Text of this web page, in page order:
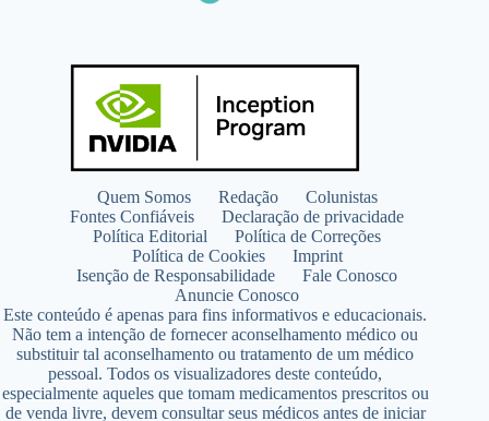
Quem Somos Redação
Colunistas
Fontes Confiáveis
Declaração de privacidade
Política Editorial
Política de Correções
Política de Cookies
Imprint
Isenção de Responsabilidade
Fale Conosco
Anuncie Conosco
Este conteúdo é apenas para fins informativos e educacionais.
Não tem a intenção de fornecer aconselhamento médico ou
substituir tal aconselhamento ou tratamento de um médico
pessoal. Todos os visualizadores deste conteúdo,
especialmente aqueles que tomam medicamentos prescritos ou
de venda livre, devem consultar seus médicos antes de iniciar